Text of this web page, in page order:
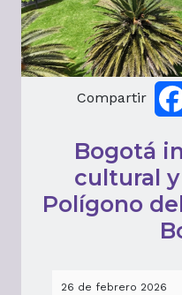
Compartir
Bogotá
cultural
Polígono
26 de febrero 2026